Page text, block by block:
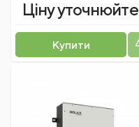
Ціну уточнюйте
Купити